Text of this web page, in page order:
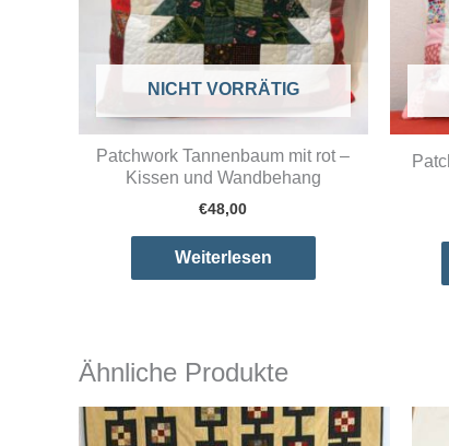
NICHT VORRÄTIG
Patchwork Tannenbaum mit rot –
Kissen und Wandbehang
€48,00
Weiterlesen
Ähnliche Produkte